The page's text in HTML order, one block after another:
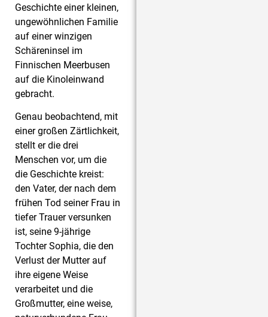
Geschichte einer kleinen,
ungewöhnlichen Familie
auf einer winzigen
Schäreninsel im
Finnischen Meerbusen
auf die Kinoleinwand
gebracht.
Genau beobachtend, mit
einer großen Zärtlichkeit,
stellt er die drei
Menschen vor, um die
die Geschichte kreist:
den Vater, der nach dem
frühen Tod seiner Frau in
tiefer Trauer versunken
ist, seine 9-jährige
Tochter Sophia, die den
Verlust der Mutter auf
ihre eigene Weise
verarbeitet und die
Großmutter, eine weise,